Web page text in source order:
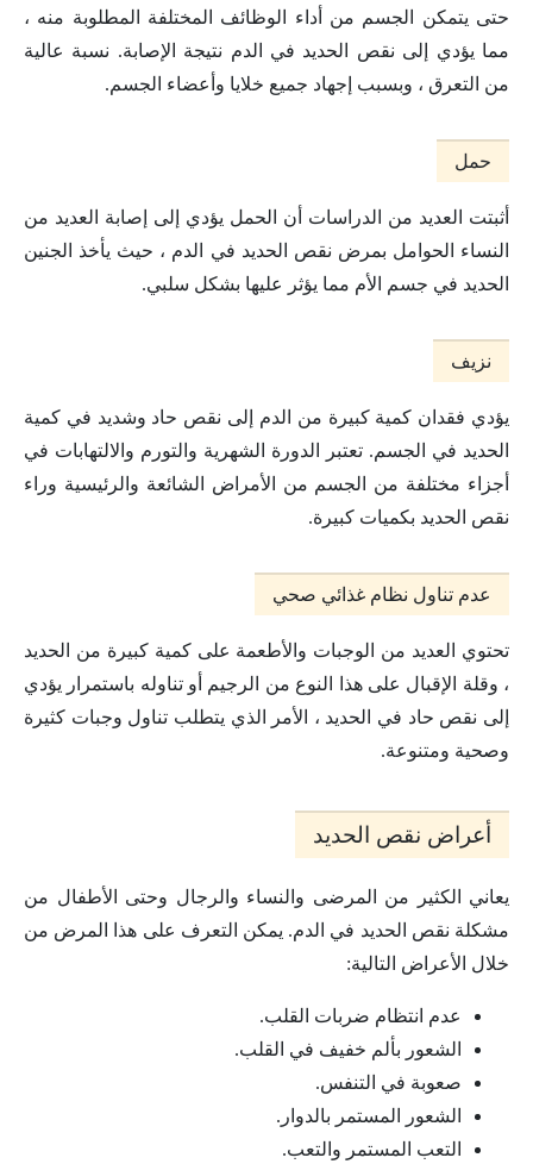
حتى يتمكن الجسم من أداء الوظائف المختلفة المطلوبة منه ،
مما يؤدي إلى نقص الحديد في الدم نتيجة الإصابة. نسبة عالية
من التعرق ، وبسبب إجهاد جميع خلايا وأعضاء الجسم.
حمل
أثبتت العديد من الدراسات أن الحمل يؤدي إلى إصابة العديد من
النساء الحوامل بمرض نقص الحديد في الدم ، حيث يأخذ الجنين
الحديد في جسم الأم مما يؤثر عليها بشكل سلبي.
نزيف
يؤدي فقدان كمية كبيرة من الدم إلى نقص حاد وشديد في كمية
الحديد في الجسم. تعتبر الدورة الشهرية والتورم والالتهابات في
أجزاء مختلفة من الجسم من الأمراض الشائعة والرئيسية وراء
نقص الحديد بكميات كبيرة.
عدم تناول نظام غذائي صحي
تحتوي العديد من الوجبات والأطعمة على كمية كبيرة من الحديد
، وقلة الإقبال على هذا النوع من الرجيم أو تناوله باستمرار يؤدي
إلى نقص حاد في الحديد ، الأمر الذي يتطلب تناول وجبات كثيرة
وصحية ومتنوعة.
أعراض نقص الحديد
يعاني الكثير من المرضى والنساء والرجال وحتى الأطفال من
مشكلة نقص الحديد في الدم. يمكن التعرف على هذا المرض من
خلال الأعراض التالية:
عدم انتظام ضربات القلب.
الشعور بألم خفيف في القلب.
صعوبة في التنفس.
الشعور المستمر بالدوار.
التعب المستمر والتعب.